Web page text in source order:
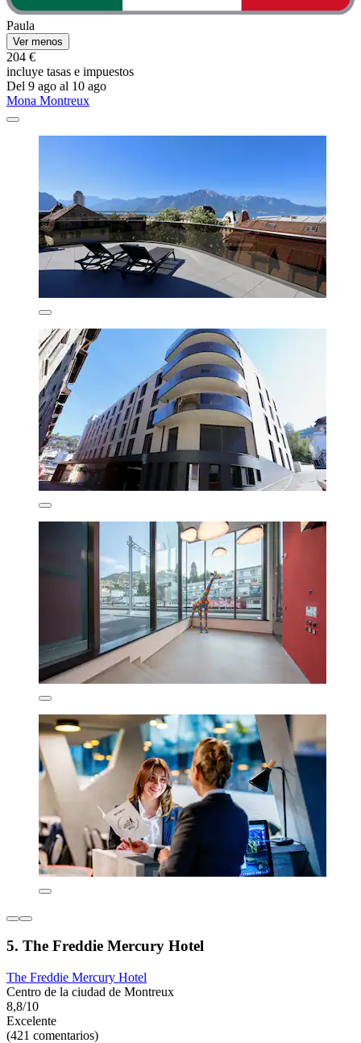
Paula
Ver menos
204 €
incluye tasas e impuestos
Del 9 ago al 10 ago
Mona Montreux
5. The Freddie Mercury Hotel
The Freddie Mercury Hotel
Centro de la ciudad de Montreux
8,8/10
Excelente
(421 comentarios)